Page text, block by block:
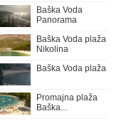
Baška Voda
Panorama
Baška Voda plaža
Nikolina
Baška Voda plaža
Promajna plaža
Baška...